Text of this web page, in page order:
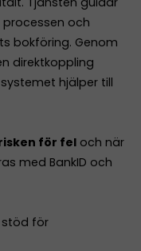
och
bokföring. Genom
direktkoppling
hjälper till
för fel och när
med BankID och
stöd för